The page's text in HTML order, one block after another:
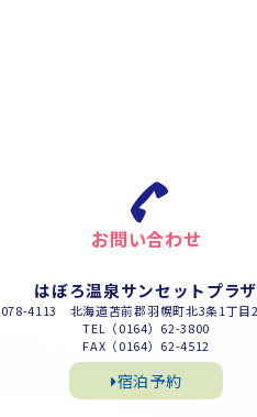
お問い合わせ
はぼろ温泉サンセットプラザ
078-4113 北海道苫前郡羽幌町北3条1丁目
TEL（0164）62-3800
FAX（0164）62-4512
宿泊予約